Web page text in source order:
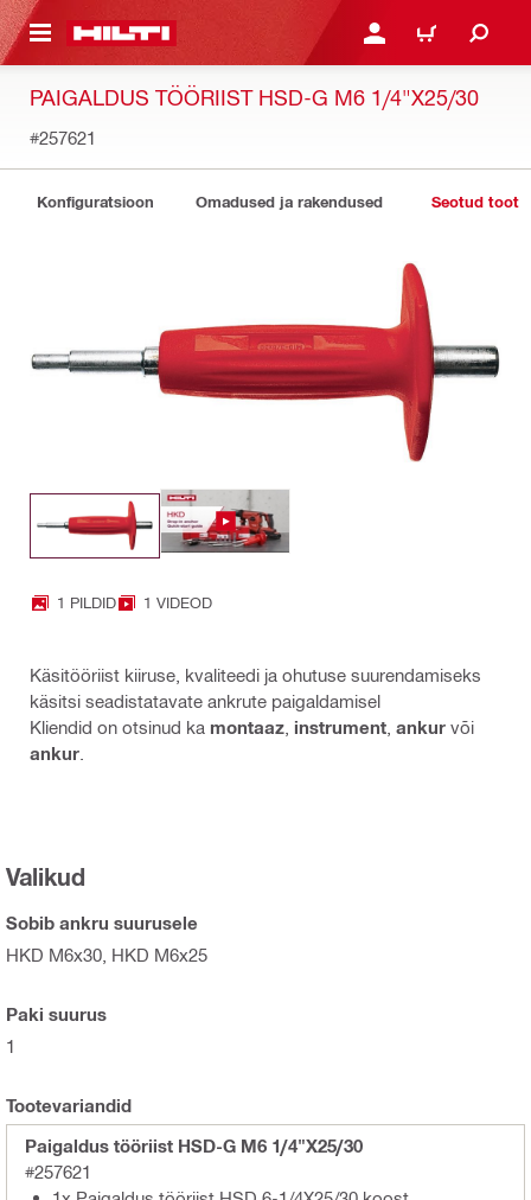
JUURDE LOGI SISSE VÕI
OSTUKORV
PAIGALDUS TÖÖRIIST HSD-G M6 1/4"X25/30
#257621
Konfiguratsioon Omadused ja rakendused Seotud
1 PILDID 1 VIDEOD
Käsitööriist kiiruse, kvaliteedi ja ohutuse suurendamiseks
käsitsi seadistatavate ankrute paigaldamisel
Kliendid on otsinud ka montaaz instrument ankur või
ankur
Valikud
Sobib ankru suurusele
HKD M6x30, HKD M6x25
Paki suurus
1
Tootevariandid
Paigaldus tööriist HSD-G M6 1/4"X25/30
#257621